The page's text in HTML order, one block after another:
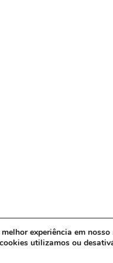
experiência em nosso
utilizamos ou